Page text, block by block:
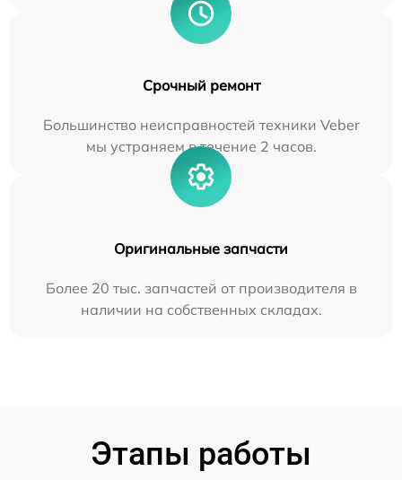
Срочный ремонт
Большинство неисправностей техники Veber
мы устраняем в течение 2 часов.
Оригинальные запчасти
Более 20 тыс. запчастей от производителя в
наличии на собственных складах.
Этапы работы